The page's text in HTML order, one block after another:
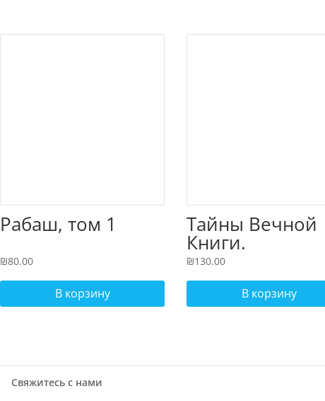
Рабаш, том 1
₪80.00
В корзину
Тайны Вечной
Книги.
й
Торе. Комплект
₪130.00
В корзину
Свяжитесь с нами